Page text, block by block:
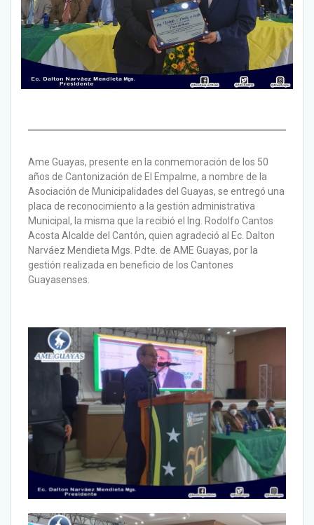
Ame Guayas, presente en la conmemoración de los 50
años de Cantonización de El Empalme, a nombre de la
Asociación de Municipalidades del Guayas, se entregó una
placa de reconocimiento a la gestión administrativa
Municipal, la misma que la recibió el Ing. Rodolfo Cantos
Acosta Alcalde del Cantón, quien agradeció al Ec. Dalton
Narváez Mendieta Mgs. Pdte. de AME Guayas, por la
gestión realizada en beneficio de los Cantones
Guayasenses.